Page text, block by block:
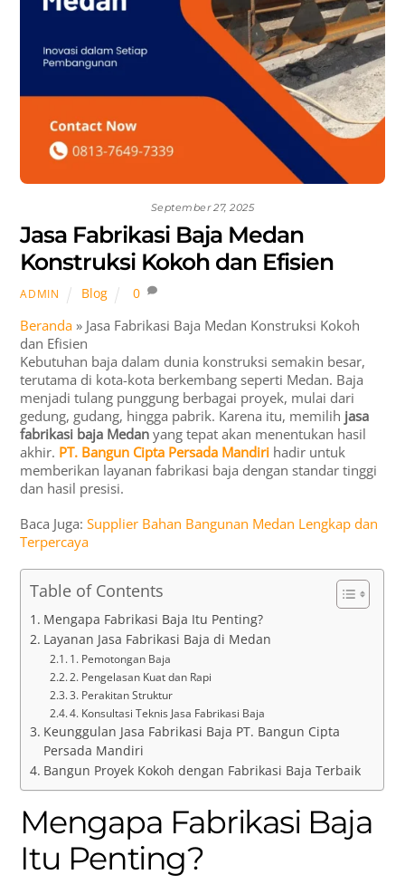
September 27, 2025
Jasa Fabrikasi Baja Medan
Konstruksi Kokoh dan Efisien
ADMIN Blog 0
Beranda » Jasa Fabrikasi Baja Medan Konstruksi Kokoh
dan Efisien
Kebutuhan baja dalam dunia konstruksi semakin besar,
terutama di kota-kota berkembang seperti Medan. Baja
menjadi tulang punggung berbagai proyek, mulai dari
gedung, gudang, hingga pabrik. Karena itu, memilih jasa
fabrikasi baja Medan yang tepat akan menentukan hasil
akhir. PT. Bangun Cipta Persada Mandiri hadir untuk
memberikan layanan fabrikasi baja dengan standar tinggi
dan hasil presisi.
Baca Juga:Supplier Bahan Bangunan Medan Lengkap dan
Terpercaya
Table of Contents
Mengapa Fabrikasi Baja Itu Penting?
Layanan Jasa Fabrikasi Baja di Medan
1. Pemotongan Baja
2. Pengelasan Kuat dan Rapi
3. Perakitan Struktur
4. Konsultasi Teknis Jasa Fabrikasi Baja
Keunggulan Jasa Fabrikasi Baja PT. Bangun Cipta
Persada Mandiri
Bangun Proyek Kokoh dengan Fabrikasi Baja Terbaik
Mengapa Fabrikasi Baja
Itu Penting?